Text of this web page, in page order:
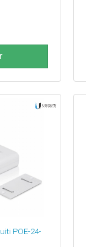
POE-24-